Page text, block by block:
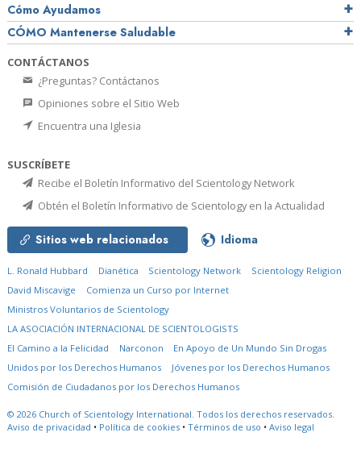
Cómo Ayudamos
CÓMO Mantenerse Saludable
CONTÁCTANOS
¿Preguntas? Contáctanos
Opiniones sobre el Sitio Web
Encuentra una Iglesia
SUSCRÍBETE
Recibe el Boletín Informativo del Scientology Network
Obtén el Boletín Informativo de Scientology en la Actualidad
Sitios web relacionados Idioma
L. Ronald Hubbard Dianética Scientology Network
Scientology Religion
David Miscavige
Comienza un Curso por Internet
Ministros Voluntarios de Scientology
LA ASOCIACIÓN INTERNACIONAL DE SCIENTOLOGISTS
El Camino a la Felicidad
Narconon
En Apoyo de Un Mundo Sin Drogas
Unidos por los Derechos Humanos
Jóvenes por los Derechos Humanos
Comisión de Ciudadanos por los Derechos Humanos
© 2026 Church of Scientology International. Todos los derechos reservados.
Aviso de privacidad • Política de cookies • Términos de uso • Aviso legal